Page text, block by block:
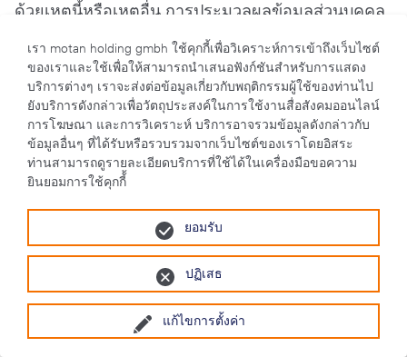
ด้วยเหตุนี้หรือเหตุอื่น การประมวลผลข้อมูลส่วนบุคคล
ประเภทพิเศษอาจทำได้บนพื้นฐานของกฎหมาย
คุ้มครองข้อมูลทั่วไปของสหภาพยุโรป (GDPR) มาตรา
9 วรรค 1 ข้อ h) หากการประมวลผลข้อมูลดังกล่าวมี
วัตถุประสงค์เพื่อการดูแลสุขภาพหรืออาชีวอนามัย เพื่อ
การประเมินความสามารถในการทำงานของผู้สมัคร
เพื่อการวินิจฉัยทางการแพทย์ การดูแลหรือการรักษา
ระบบและบริการด้านสุขภาพหรือสังคม
หากผู้สมัครไม่ได้รับการคัดเลือกในระหว่างการ
ประเมินดังกล่าวข้างต้นหรือหากผู้สมัครถอนตัวจาก
การสมัครก่อนที่กระบวนการคัดเลือกผู้สมัครจะเสร็จ
เรา motan holding gmbh ใช้คุกกี้เพื่อวิเคราะห์การเข้าถึงเว็บไซต์
ของเราและใช้เพื่อให้สามารถนำเสนอฟังก์ชันสำหรับการแสดง
บริการต่างๆ เราจะส่งต่อข้อมูลเกี่ยวกับพฤติกรรมผู้ใช้ของท่านไป
ยังบริการดังกล่าวเพื่อวัตถุประสงค์ในการใช้งานสื่อสังคมออนไลน์
การโฆษณา และการวิเคราะห์ บริการอาจรวมข้อมูลดังกล่าวกับ
ข้อมูลอื่นๆ ที่ได้รับหรือรวบรวมจากเว็บไซต์ของเราโดยอิสระ
ท่านสามารถดูรายละเอียดบริการที่ใช้ได้ในเครื่องมือขอความ
ยินยอมการใช้คุกกี้้
แก้ไขการตั้งค่า
ปฏิเสธ
ยอมรับ